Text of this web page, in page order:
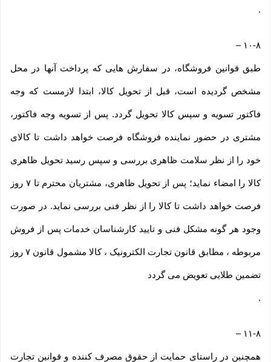
.
۱۰-۸ –
طبق قوانین فروشگاه، در سفارش هایی که پرداخت آنها در محل
مشخص گردیده است، قبل از تحویل کالا، ابتدا لازمست که وجه
فاکتور تسویه و سپس کالا تحویل گردد. پس از تسویه وجه فاکتور،
مشتری در حضور نماینده فروشگاه فرصت خواهد داشت تا کالای
خود را از نظر سلامت ظاهری بررسی و سپس رسید تحویل ظاهری
کالا را امضاء نماید؛ پس از تحویل ظاهری، مشتریان محترم تا ۷ روز
فرصت خواهد داشت تا کالا را از نظر فنی بررسی نماید. در صورت
وجود هر گونه مشکل فنی و تایید کارشناسان خدمات پس از فروش
مربوطه ، مطابق قانون تجارت الکترونیک ، کالا مشمول قانون ۷ روز
تضمین طلایی تعویض می گردد
.
۱۱-۸ –
همچنین در راستای حمایت از حقوق مصرف کننده و قوانین تجارت